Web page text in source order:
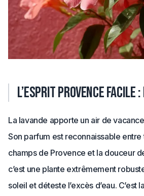
L’esprit provence facile :
La lavande apporte un air de
Son parfum est reconnaissable entre
champs de Provence et la douceur
c’est une plante extrêmement
soleil et déteste l’excès d’eau. C’est